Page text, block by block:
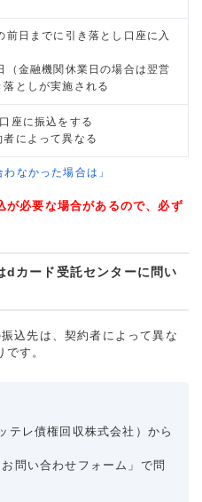
前日までに引き落とし口座に入
金融機関休業日の場合は翌営
としが実施される
座に振込をする
によって異なる
なかった場合は」
が必要な場合があるので、必ず
dカード受託センターに問い
込先は、契約者によって異な
す。
テレ債権回収株式会社）から
問い合わせフォーム」で問